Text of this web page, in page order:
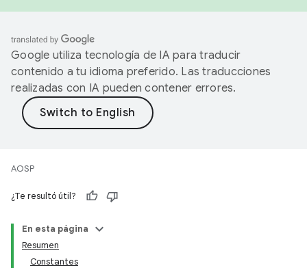
Google utiliza tecnología de IA para traducir
contenido a tu idioma preferido. Las traducciones
realizadas con IA pueden contener errores.
AOSP
¿Te resultó útil?
En esta página
Resumen
Constantes